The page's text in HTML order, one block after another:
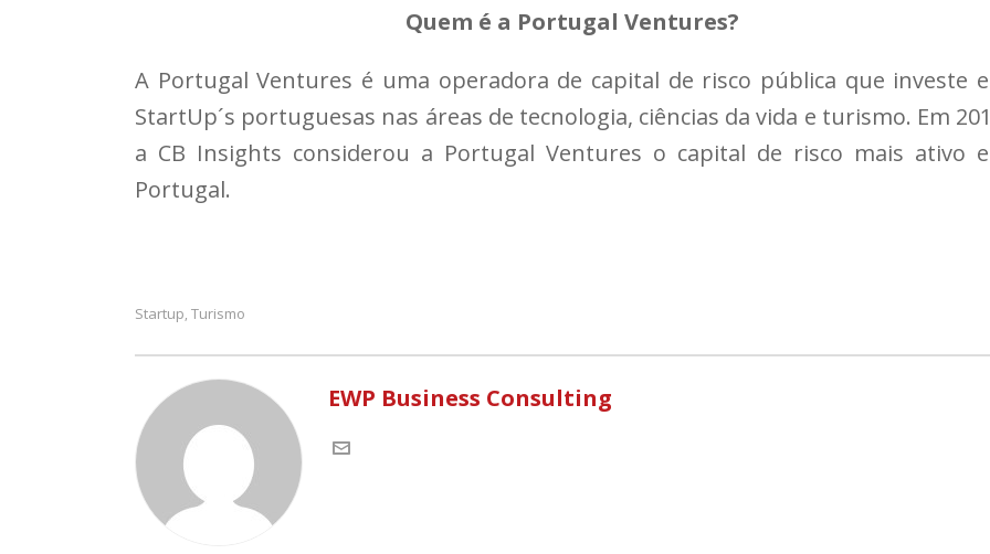
Quem é a Portugal Ventures?
A Portugal Ventures é uma operadora de capital de risco pública que investe
StartUp´s portuguesas nas áreas de tecnologia, ciências da vida e turismo. Em
a CB Insights considerou a Portugal Ventures o capital de risco mais ativo
Portugal.
Startup, Turismo
EWP Business Consulting